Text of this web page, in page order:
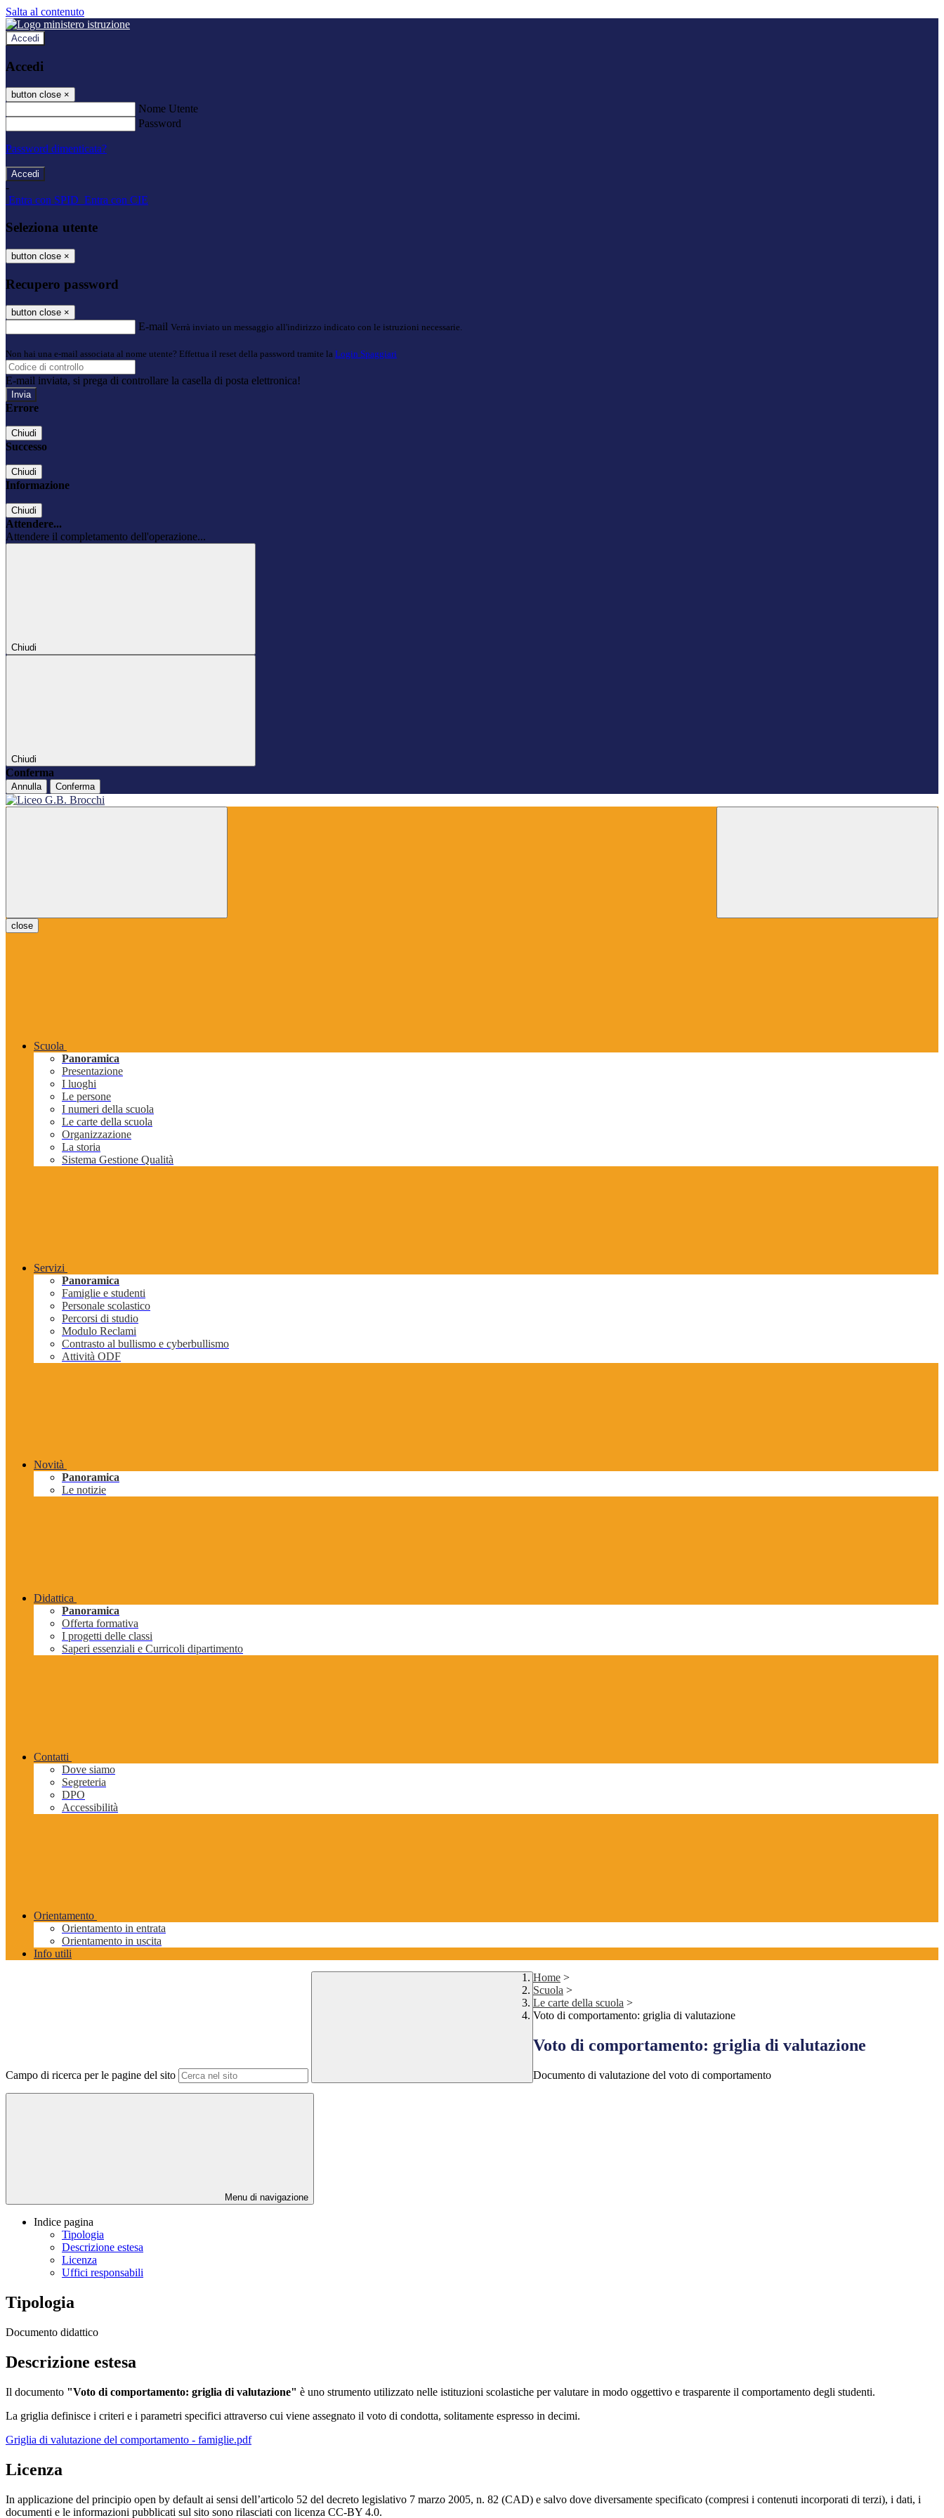
Salta al contenuto
Accedi
Accedi
button close ×
Nome Utente
Password
Password dimenticata?
-
Entra con SPID Entra con CIE
Seleziona utente
button close ×
Recupero password
button close ×
E-mail Verrà inviato un messaggio all'indirizzo indicato con le istruzioni necessarie.
Non hai una e-mail associata al nome utente? Effettua il reset della password tramite la Login Spaggiari
E-mail inviata, si prega di controllare la casella di posta elettronica!
Errore
Chiudi
Successo
Chiudi
Informazione
Chiudi
Attendere...
Attendere il completamento dell'operazione...
Chiudi
Chiudi
Conferma
Annulla Conferma
close
Scuola
Panoramica
Presentazione
I luoghi
Le persone
I numeri della scuola
Le carte della scuola
Organizzazione
La storia
Sistema Gestione Qualità
Servizi
Panoramica
Famiglie e studenti
Personale scolastico
Percorsi di studio
Modulo Reclami
Contrasto al bullismo e cyberbullismo
Attività ODF
Novità
Panoramica
Le notizie
Didattica
Panoramica
Offerta formativa
I progetti delle classi
Saperi essenziali e Curricoli dipartimento
Contatti
Dove siamo
Segreteria
DPO
Accessibilità
Orientamento
Orientamento in entrata
Orientamento in uscita
Info utili
Campo di ricerca per le pagine del sito
Home >
Scuola >
Le carte della scuola >
Voto di comportamento: griglia di valutazione
Voto di comportamento: griglia di valutazione
Documento di valutazione del voto di comportamento
Menu di navigazione
Indice pagina
Tipologia
Descrizione estesa
Licenza
Uffici responsabili
Tipologia
Documento didattico
Descrizione estesa
Il documento "Voto di comportamento: griglia di valutazione" è uno strumento utilizzato nelle istituzioni scolastiche per valutare in modo oggettivo e trasparente il comportamento degli studenti.
La griglia definisce i criteri e i parametri specifici attraverso cui viene assegnato il voto di condotta, solitamente espresso in decimi.
Griglia di valutazione del comportamento - famiglie.pdf
Licenza
In applicazione del principio open by default ai sensi dell’articolo 52 del decreto legislativo 7 marzo 2005, n. 82 (CAD) e salvo dove diversamente specificato (compresi i contenuti incorporati di terzi), i dati, i
documenti e le informazioni pubblicati sul sito sono rilasciati con licenza CC-BY 4.0.